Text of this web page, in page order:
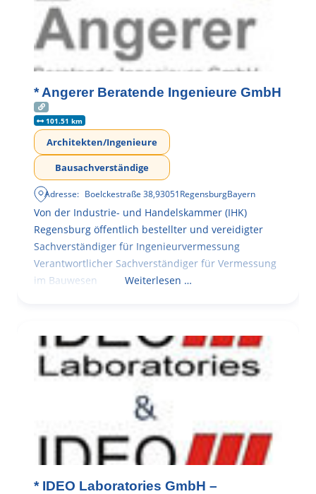
* Angerer Beratende Ingenieure GmbH
101.51 km
Architekten/Ingenieure
Bausachverständige
Adresse: Boelckestraße 38,93051RegensburgBayern
Von der Industrie- und Handelskammer (IHK)
Regensburg öffentlich bestellter und vereidigter
Sachverständiger für Ingenieurvermessung
Verantwortlicher Sachverständiger für Vermessung
im Bauwesen
Weiterlesen …
* IDEO Laboratories GmbH –